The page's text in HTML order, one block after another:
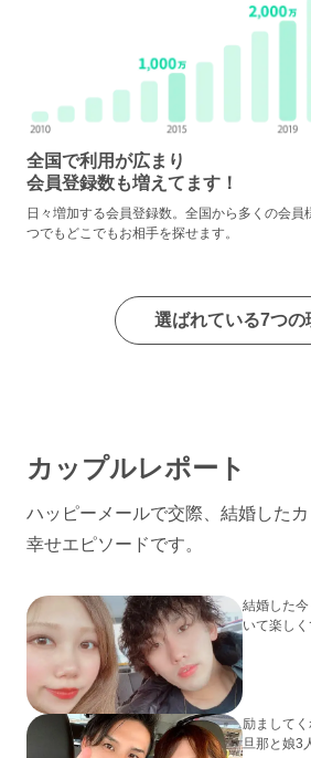
全国で利用が広まり
会員登録数も増えてます！
日々増加する会員登録数。全国から多くの会
つでもどこでもお相手を探せます。
選ばれている7つの
カップルレポート
ハッピーメールで交際、結婚した
幸せエピソードです。
結婚した
いて楽しく
励まして
旦那と娘3